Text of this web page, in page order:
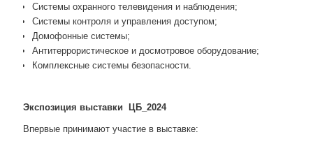
Системы охранного телевидения и наблюдения;
Системы контроля и управления доступом;
Домофонные системы;
Антитеррористическое и досмотровое оборудование;
Комплексные системы безопасности.
Экспозиция выставки ЦБ_2024
Впервые принимают участие в выставке: